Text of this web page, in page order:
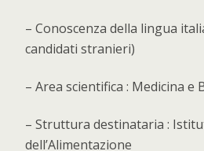
– Conoscenza della lingua
candidati stranieri)
– Area scientifica : Medicina e
– Struttura destinataria :
dell’Alimentazione